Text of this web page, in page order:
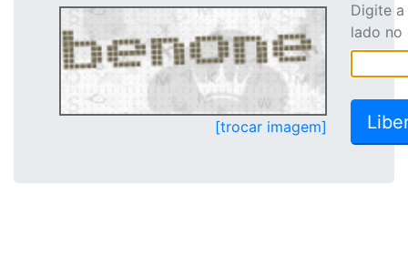
[trocar imagem]
Digite
lado no